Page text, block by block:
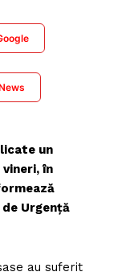
un
în
Urgenţă
au suferit